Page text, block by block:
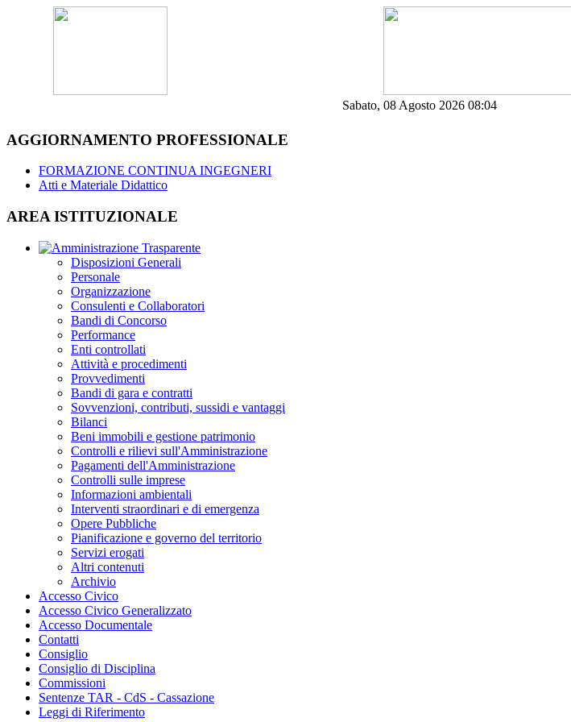
Sabato, 08 Agosto 2026 08:04
AGGIORNAMENTO PROFESSIONALE
FORMAZIONE CONTINUA INGEGNERI
Atti e Materiale Didattico
AREA ISTITUZIONALE
Disposizioni Generali
Personale
Organizzazione
Consulenti e Collaboratori
Bandi di Concorso
Performance
Enti controllati
Attività e procedimenti
Provvedimenti
Bandi di gara e contratti
Sovvenzioni, contributi, sussidi e vantaggi
Bilanci
Beni immobili e gestione patrimonio
Controlli e rilievi sull'Amministrazione
Pagamenti dell'Amministrazione
Controlli sulle imprese
Informazioni ambientali
Interventi straordinari e di emergenza
Opere Pubbliche
Pianificazione e governo del territorio
Servizi erogati
Altri contenuti
Archivio
Accesso Civico
Accesso Civico Generalizzato
Accesso Documentale
Contatti
Consiglio
Consiglio di Disciplina
Commissioni
Sentenze TAR - CdS - Cassazione
Leggi di Riferimento